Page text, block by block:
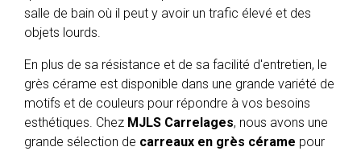
salle de bain où il peut y avoir un trafic élevé et des
objets lourds.
En plus de sa résistance et de sa facilité d'entretien, le
grès cérame est disponible dans une grande variété de
motifs et de couleurs pour répondre à vos besoins
esthétiques. Chez MJLS Carrelages, nous avons une
grande sélection de carreaux en grès cérame pour